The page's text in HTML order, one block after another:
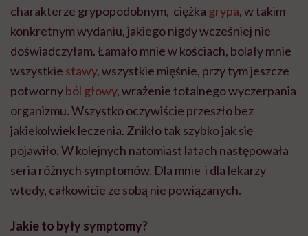
charakterze grypopodobnym, ciężka grypa, w takim
konkretnym wydaniu, jakiego nigdy wcześniej nie
doświadczyłam. Łamało mnie w kościach, bolały mnie
wszystkie stawy, wszystkie mięśnie, przy tym jeszcze
potwornyból głowy, wrażenie totalnego wyczerpania
organizmu. Wszystko oczywiście przeszło bez
jakiekolwiek leczenia. Znikło tak szybko jak się
pojawiło. W kolejnych natomiast latach następowała
seria różnych symptomów. Dla mnie i dla lekarzy
wtedy, całkowicie ze sobą nie powiązanych.
Jakie to były symptomy?